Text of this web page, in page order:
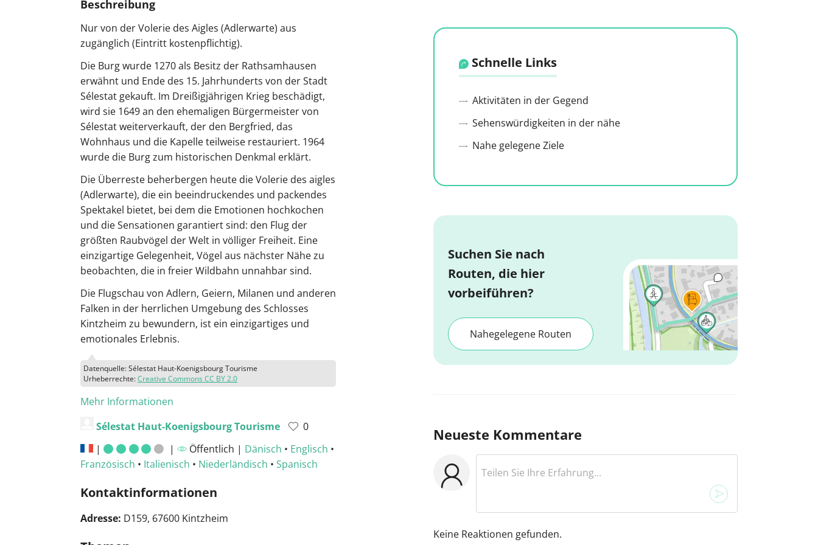
Beschreibung
Nur von der Volerie des Aigles (Adlerwarte) aus
zugänglich (Eintritt kostenpflichtig).
Die Burg wurde 1270 als Besitz der Rathsamhausen
erwähnt und Ende des 15. Jahrhunderts von der Stadt
Sélestat gekauft. Im Dreißigjährigen Krieg beschädigt,
wird sie 1649 an den ehemaligen Bürgermeister von
Sélestat weiterverkauft, der den Bergfried, das
Wohnhaus und die Kapelle teilweise restauriert. 1964
wurde die Burg zum historischen Denkmal erklärt.
Die Überreste beherbergen heute die Volerie des aigles
(Adlerwarte), die ein beeindruckendes und packendes
Spektakel bietet, bei dem die Emotionen hochkochen
und die Sensationen garantiert sind: den Flug der
größten Raubvögel der Welt in völliger Freiheit. Eine
einzigartige Gelegenheit, Vögel aus nächster Nähe zu
beobachten, die in freier Wildbahn unnahbar sind.
Die Flugschau von Adlern, Geiern, Milanen und anderen
Falken in der herrlichen Umgebung des Schlosses
Kintzheim zu bewundern, ist ein einzigartiges und
emotionales Erlebnis.
Datenquelle: Sélestat Haut-Koenigsbourg Tourisme
Urheberrechte:Creative Commons CC BY 2.0
Mehr Informationen
Sélestat Haut-Koenigsbourg Tourisme
0
|
| Öffentlich | Dänisch • Englisch •
Französisch • Italienisch • Niederländisch • Spanisch
Kontaktinformationen
Adresse: D159, 67600 Kintzheim
Schnelle Links
Aktivitäten in der Gegend
Sehenswürdigkeiten in der nähe
Nahe gelegene Ziele
Suchen Sie nach
Routen, die hier
vorbeiführen?
Nahegelegene Routen
Neueste Kommentare
Keine Reaktionen gefunden.